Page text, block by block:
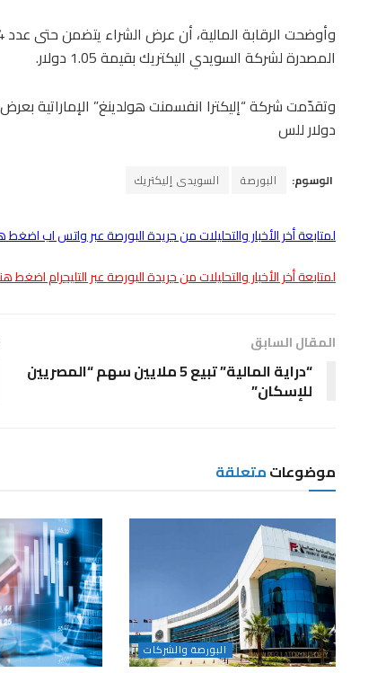
المصدرة لشركة السويدي اليكتريك بقيمة 1.05 دولار.
دولار للس
الوسوم: البورصة السويدى إليكتريك
لمتابعة أخر الأخبار والتحليلات من جريدة البورصة عبر واتس اب اضغط
لمتابعة أخر الأخبار والتحليلات من جريدة البورصة عبر التليجرام اضغط
المقال السابق
“دراية المالية” تبيع 5 ملايين سهم “المصريين
للإسكان”
موضوعاتمتعلقة
البورصة والشركات